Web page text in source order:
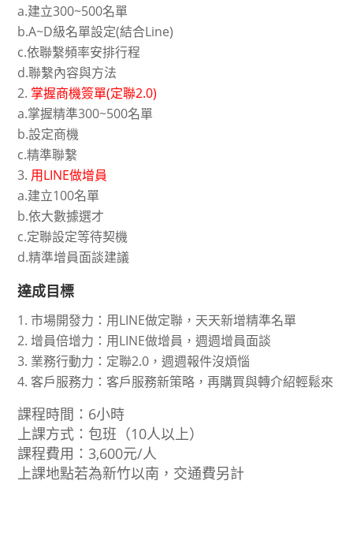
a.建立300~500名單
b.A~D級名單設定(結合Line)
c.依聯繫頻率安排行程
d.聯繫內容與方法
掌握商機簽單(定聯2.0)
a.掌握精準300~500名單
b.設定商機
c.精準聯繫
用LINE做增員
a.建立100名單
b.依大數據選才
c.定聯設定等待契機
d.精準增員面談建議
達成目標
市場開發力：用LINE做定聯，天天新增精準名單
增員倍增力：用LINE做增員，週週增員面談
業務行動力：定聯2.0，週週報件沒煩惱
客戶服務力：客戶服務新策略，再購買與轉介紹輕鬆來
課程時間：6小時
上課方式：包班（10人以上）
課程費用：3,600元/人
上課地點若為新竹以南，交通費另計